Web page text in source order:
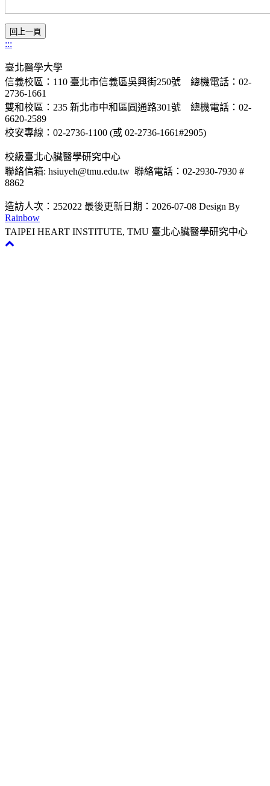
:::
臺北醫學大學
信義校區：110 臺北市信義區吳興街250號 總機電話：02-
2736-1661
雙和校區：235 新北市中和區圓通路301號 總機電話：02-
6620-2589
校安專線：02-2736-1100 (或 02-2736-1661#2905)
校級臺北心臟醫學研究中心
聯絡信箱: hsiuyeh@tmu.edu.tw 聯絡電話：02-2930-7930 #
8862
造訪人次：252022 最後更新日期：2026-07-08 Design By
Rainbow
TAIPEI HEART INSTITUTE, TMU 臺北心臟醫學研究中心